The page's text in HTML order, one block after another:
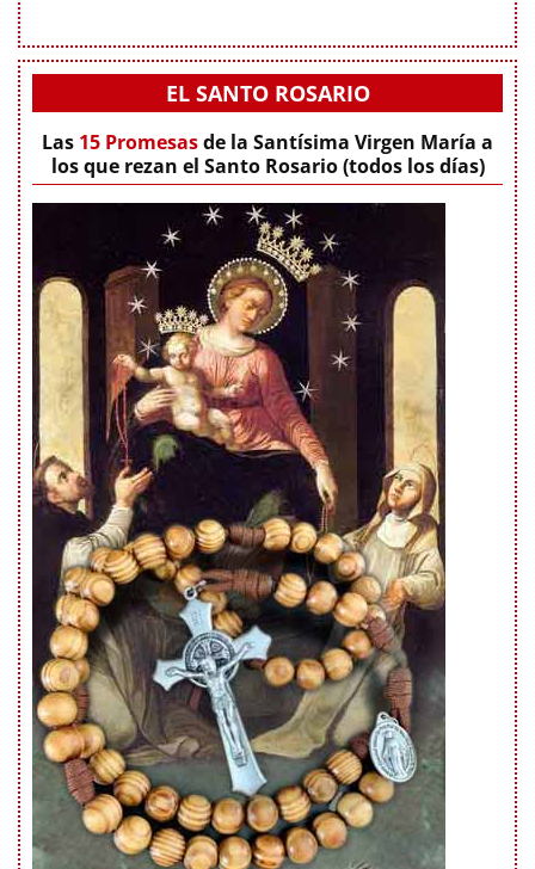
EL SANTO ROSARIO
Las 15 Promesasde la Santísima Virgen María a
los que rezan el Santo Rosario (todos los días)